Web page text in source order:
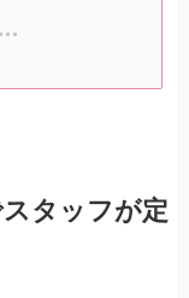
タッフが定